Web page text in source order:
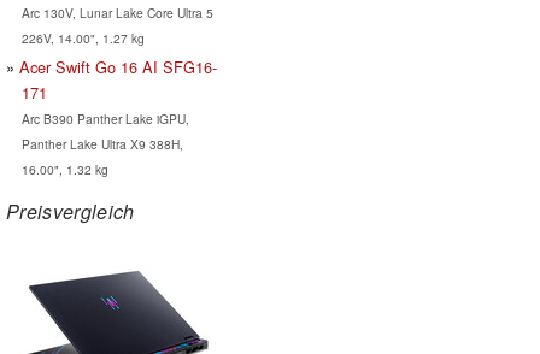
Arc 130V, Lunar Lake Core Ultra 5
226V, 14.00", 1.27 kg
Acer Swift Go 16 AI SFG16-
171
Arc B390 Panther Lake iGPU,
Panther Lake Ultra X9 388H,
16.00", 1.32 kg
Preisvergleich